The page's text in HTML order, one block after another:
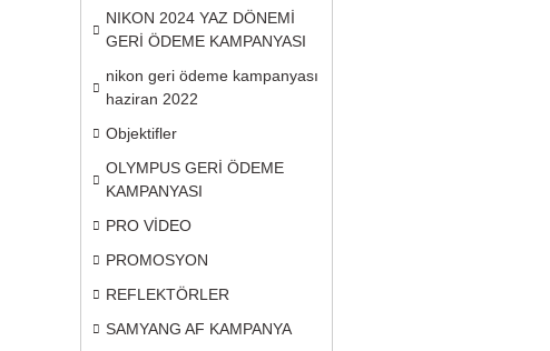
NIKON 2024 YAZ DÖNEMİ
GERİ ÖDEME KAMPANYASI
nikon geri ödeme kampanyası
haziran 2022
Objektifler
OLYMPUS GERİ ÖDEME
KAMPANYASI
PRO VİDEO
PROMOSYON
REFLEKTÖRLER
SAMYANG AF KAMPANYA